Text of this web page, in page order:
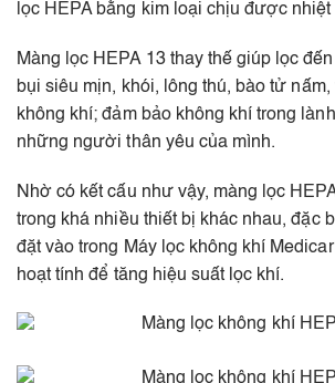
lọc HEPA bằng kim loại chịu được nhiệt
Màng lọc HEPA 13 thay thế giúp lọc
bụi siêu mịn, khói, lông thú, bào tử nấm,
không khí; đảm bảo không khí trong
những người thân yêu của mình.
Nhờ có kết cấu như vậy, màng lọc
trong khá nhiều thiết bị khác nhau, đặc
đặt vào trong Máy lọc không khí
hoạt tính để tăng hiệu suất lọc khí.